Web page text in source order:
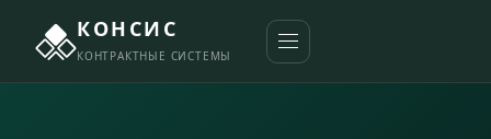
КОНСИС
КОНТРАКТНЫЕ СИСТЕМЫ